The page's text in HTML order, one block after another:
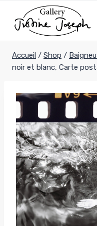
contenu
Accueil / Shop /
noir et blanc, Carte